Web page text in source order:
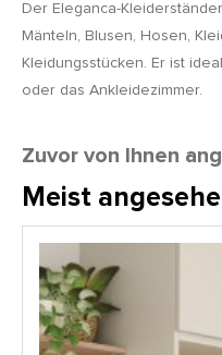
Der Eleganca-
Mänteln, Blusen, Hosen,
Kleidungsstücken. Er ist
oder das Ankleidezimmer.
Zuvor von Ihnen
Meist